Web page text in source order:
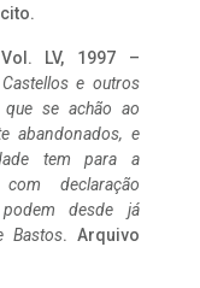
LV, 1997 –
e outros
se achão ao
abandonados, e
tem para a
declaração
desde já
Bastos. Arquivo